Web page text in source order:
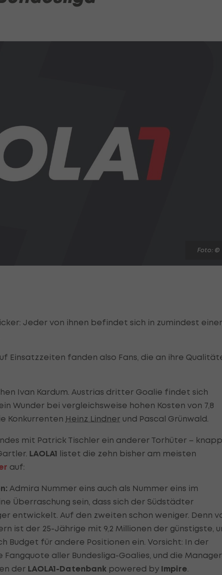
Foto: ©
Jeder von ihnen befindet sich in zumindest
Einsatzzeiten fanden also Fans, die an ihre
Ivan Kardum. Austrias dritter Goalie findet sich
Wunder bei vergleichsweise hohen Kosten von 7,8
Konkurrenten Heinz Lindner und Pascal Grünwald.
mit Patrick Tischler ein anderer Torhüter – knapp
LAOLA1 listet die zehn bisher am meisten
auf:
Admira Nummer eins auch als Nummer eins im
Überraschung sein, dass sich der Südstädter
entwickelt. Auf den zweiten schon weniger. Denn
ist der 25-Jährige mit 9,2 Millionen der günstigste,
Budget für andere Positionen ein. Vorsicht: In der
aller Bundesliga-Goalies, und die
der LAOLA1-Datenbank powered by Impire.